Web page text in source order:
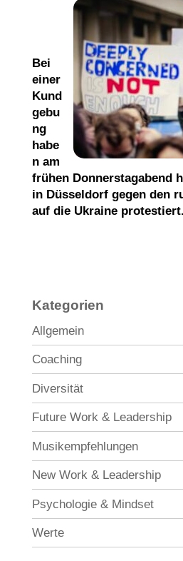
Bei
einer
Kund
gebu
ng
habe
n am
frühen Donnerstagabend
in Düsseldorf gegen den
auf die Ukraine protestiert.
Kategorien
Allgemein
Coaching
Diversität
Future Work & Leadership
Musikempfehlungen
New Work & Leadership
Psychologie & Mindset
Werte